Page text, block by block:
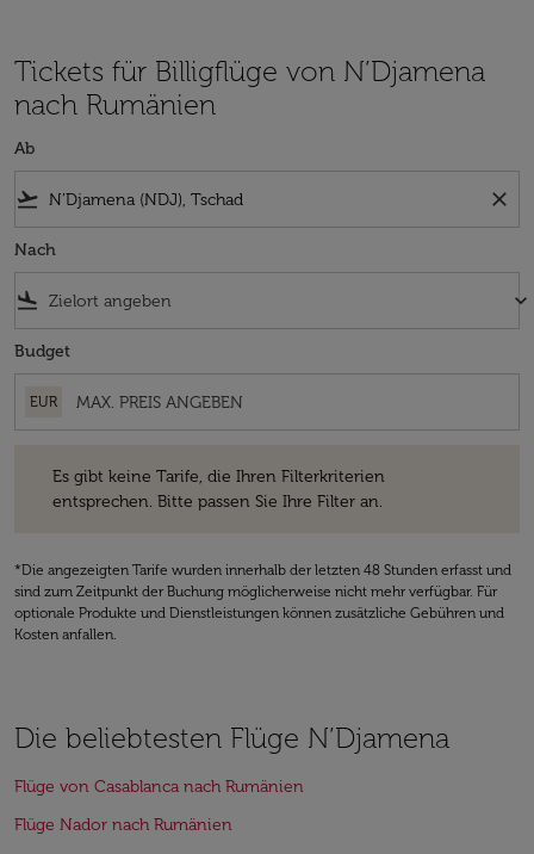
Tickets für Billigflüge von N’Djamena
nach Rumänien
Ab
flight_takeoff close
Nach
flight_land keyboard_arrow_down
Budget
EUR
Es gibt keine Tarife, die Ihren Filterkriterien
entsprechen. Bitte passen Sie Ihre Filter an.
*Die angezeigten Tarife wurden innerhalb der letzten 48 Stunden erfasst und
sind zum Zeitpunkt der Buchung möglicherweise nicht mehr verfügbar. Für
optionale Produkte und Dienstleistungen können zusätzliche Gebühren und
Kosten anfallen.
Die beliebtesten Flüge N’Djamena
Flüge von Casablanca nach Rumänien
Flüge Nador nach Rumänien